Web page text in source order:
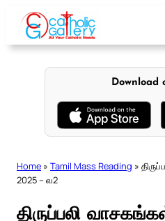
content
Download
Home » Tamil Mass Reading »
2025 – வ2
திருப்பலி